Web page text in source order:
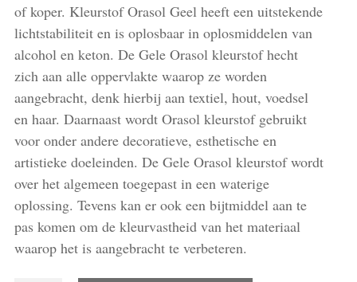
of koper. Kleurstof Orasol Geel heeft een uitstekende
lichtstabiliteit en is oplosbaar in oplosmiddelen van
alcohol en keton. De Gele Orasol kleurstof hecht
zich aan alle oppervlakte waarop ze worden
aangebracht, denk hierbij aan textiel, hout, voedsel
en haar. Daarnaast wordt Orasol kleurstof gebruikt
voor onder andere decoratieve, esthetische en
artistieke doeleinden. De Gele Orasol kleurstof wordt
over het algemeen toegepast in een waterige
oplossing. Tevens kan er ook een bijtmiddel aan te
pas komen om de kleurvastheid van het materiaal
waarop het is aangebracht te verbeteren.